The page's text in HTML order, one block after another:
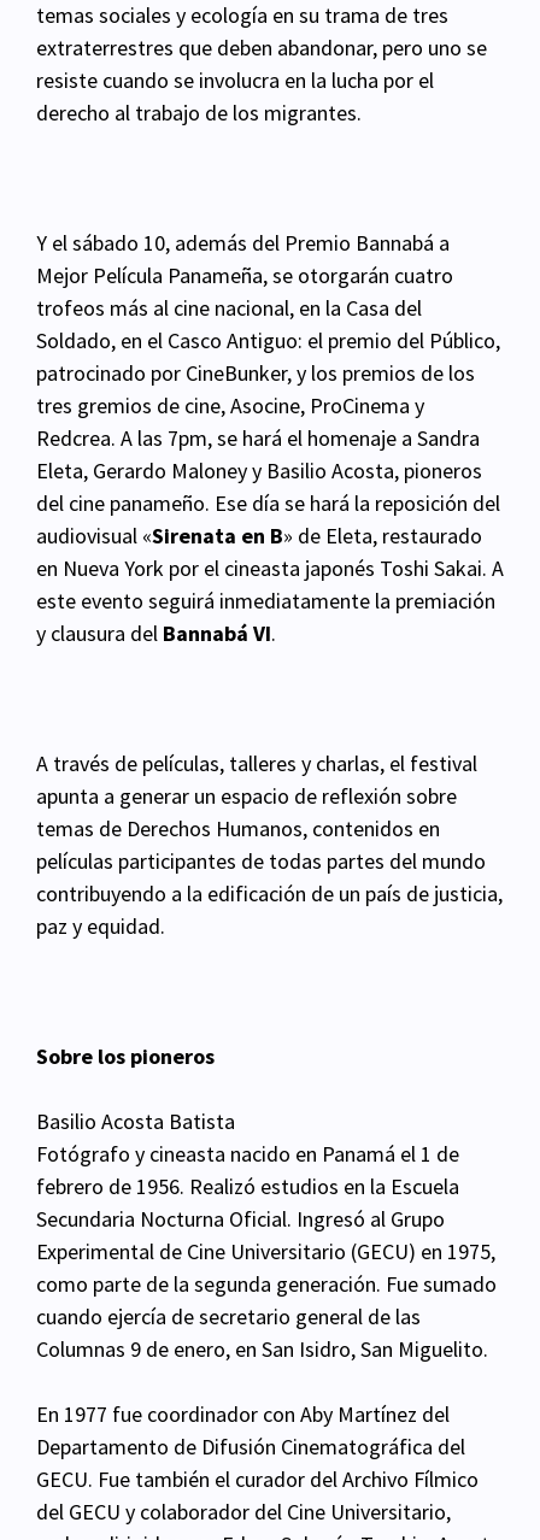
temas sociales y ecología en su trama de tres
extraterrestres que deben abandonar, pero uno se
resiste cuando se involucra en la lucha por el
derecho al trabajo de los migrantes.
Y el sábado 10, además del Premio Bannabá a
Mejor Película Panameña, se otorgarán cuatro
trofeos más al cine nacional, en la Casa del
Soldado, en el Casco Antiguo: el premio del Público,
patrocinado por CineBunker, y los premios de los
tres gremios de cine, Asocine, ProCinema y
Redcrea. A las 7pm, se hará el homenaje a Sandra
Eleta, Gerardo Maloney y Basilio Acosta, pioneros
del cine panameño. Ese día se hará la reposición del
audiovisual «Sirenata en B» de Eleta, restaurado
en Nueva York por el cineasta japonés Toshi Sakai. A
este evento seguirá inmediatamente la premiación
y clausura del Bannabá VI.
A través de películas, talleres y charlas, el festival
apunta a generar un espacio de reflexión sobre
temas de Derechos Humanos, contenidos en
películas participantes de todas partes del mundo
contribuyendo a la edificación de un país de justicia,
paz y equidad.
Sobre los pioneros
Basilio Acosta Batista
Fotógrafo y cineasta nacido en Panamá el 1 de
febrero de 1956. Realizó estudios en la Escuela
Secundaria Nocturna Oficial. Ingresó al Grupo
Experimental de Cine Universitario (GECU) en 1975,
como parte de la segunda generación. Fue sumado
cuando ejercía de secretario general de las
Columnas 9 de enero, en San Isidro, San Miguelito.
En 1977 fue coordinador con Aby Martínez del
Departamento de Difusión Cinematográfica del
GECU. Fue también el curador del Archivo Fílmico
del GECU y colaborador del Cine Universitario,